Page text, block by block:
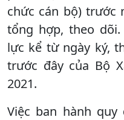
chức cán bộ) trước
tổng hợp, theo
lực kể từ ngày ký,
trước đây của Bộ
2021.
Việc ban hành